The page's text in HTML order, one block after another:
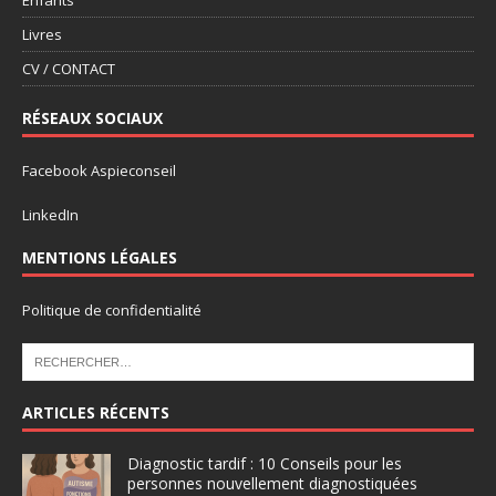
Livres
CV / CONTACT
RÉSEAUX SOCIAUX
Facebook Aspieconseil
LinkedIn
MENTIONS LÉGALES
Politique de confidentialité
ARTICLES RÉCENTS
Diagnostic tardif : 10 Conseils pour les
personnes nouvellement diagnostiquées